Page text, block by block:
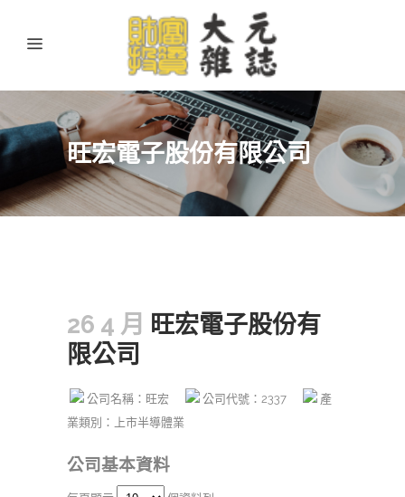
旺宏電子股份有限公司
26 4 月 旺宏電子股份有
限公司
公司名稱：旺宏 公司代號：2337
產
業類別：上市半導體業
公司基本資料